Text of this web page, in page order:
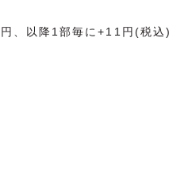
、以降1部毎に+11円(税込)